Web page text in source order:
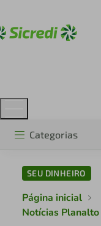
Categorias
SEU DINHEIRO
Página inicial
Notícias